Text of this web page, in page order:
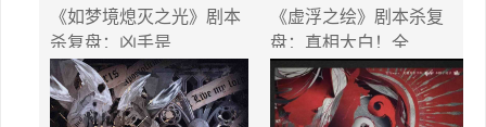
《如梦境熄灭之光》剧本
杀复盘：凶手是
《虚浮之绘》剧本杀复
盘：真相大白！全